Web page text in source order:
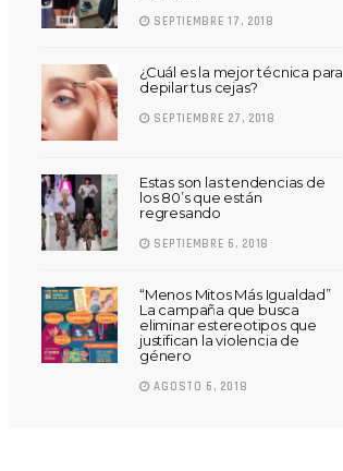
SEPTIEMBRE 17, 2018
¿Cuál es la mejor técnica para
depilar tus cejas?
SEPTIEMBRE 27, 2018
Estas son las tendencias de
los 80’s que están
regresando
SEPTIEMBRE 6, 2018
“Menos Mitos Más Igualdad”
La campaña que busca
eliminar estereotipos que
justifican la violencia de
género
AGOSTO 6, 2018